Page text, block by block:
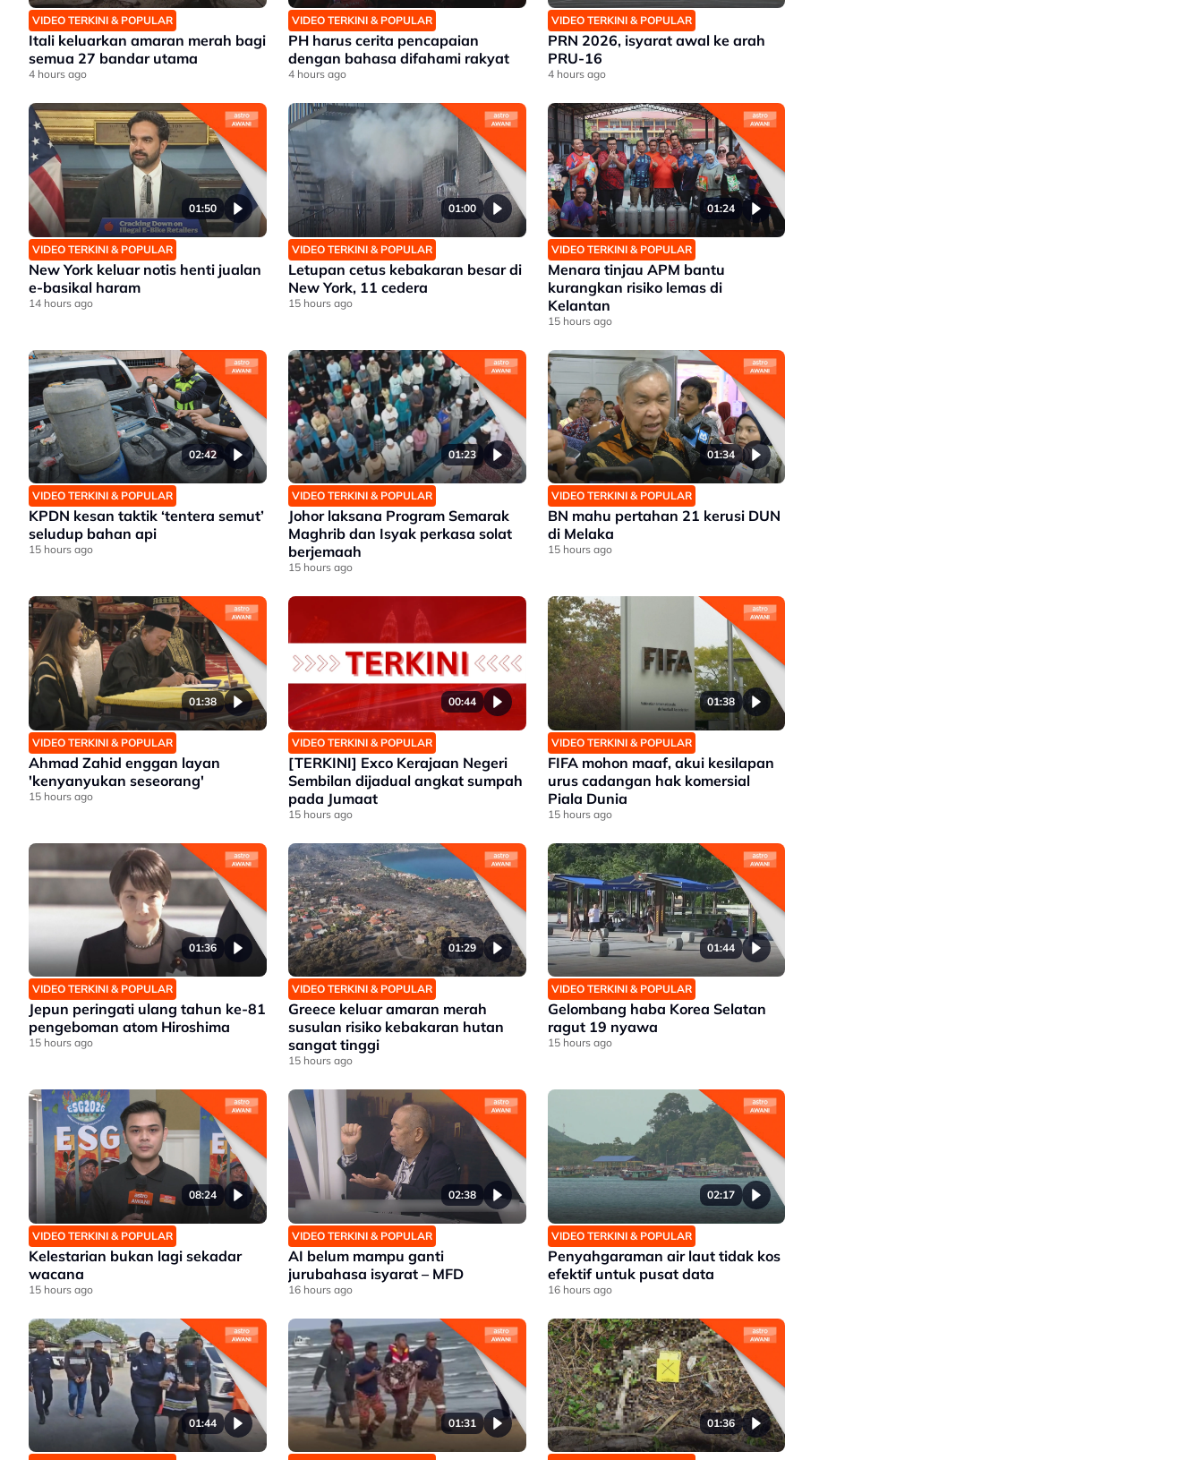
VIDEO TERKINI & POPULAR
Itali keluarkan amaran merah bagi
semua 27 bandar utama
4 hours ago
VIDEO TERKINI & POPULAR
PH harus cerita pencapaian
dengan bahasa difahami rakyat
4 hours ago
VIDEO TERKINI & POPULAR
PRN 2026, isyarat awal ke arah
PRU-16
4 hours ago
01:50
VIDEO TERKINI & POPULAR
New York keluar notis henti jualan
e-basikal haram
14 hours ago
01:00
VIDEO TERKINI & POPULAR
Letupan cetus kebakaran besar di
New York, 11 cedera
15 hours ago
01:24
VIDEO TERKINI & POPULAR
Menara tinjau APM bantu
kurangkan risiko lemas di
Kelantan
15 hours ago
02:42
VIDEO TERKINI & POPULAR
KPDN kesan taktik ‘tentera semut’
seludup bahan api
15 hours ago
01:23
VIDEO TERKINI & POPULAR
Johor laksana Program Semarak
Maghrib dan Isyak perkasa solat
berjemaah
15 hours ago
01:34
VIDEO TERKINI & POPULAR
BN mahu pertahan 21 kerusi DUN
di Melaka
15 hours ago
01:38
VIDEO TERKINI & POPULAR
Ahmad Zahid enggan layan
'kenyanyukan seseorang'
15 hours ago
00:44
VIDEO TERKINI & POPULAR
[TERKINI] Exco Kerajaan Negeri
Sembilan dijadual angkat sumpah
pada Jumaat
15 hours ago
01:38
VIDEO TERKINI & POPULAR
FIFA mohon maaf, akui kesilapan
urus cadangan hak komersial
Piala Dunia
15 hours ago
01:36
VIDEO TERKINI & POPULAR
Jepun peringati ulang tahun ke-81
pengeboman atom Hiroshima
15 hours ago
01:29
VIDEO TERKINI & POPULAR
Greece keluar amaran merah
susulan risiko kebakaran hutan
sangat tinggi
15 hours ago
01:44
VIDEO TERKINI & POPULAR
Gelombang haba Korea Selatan
ragut 19 nyawa
15 hours ago
08:24
VIDEO TERKINI & POPULAR
Kelestarian bukan lagi sekadar
wacana
15 hours ago
02:38
VIDEO TERKINI & POPULAR
AI belum mampu ganti
jurubahasa isyarat – MFD
16 hours ago
02:17
VIDEO TERKINI & POPULAR
Penyahgaraman air laut tidak kos
efektif untuk pusat data
16 hours ago
01:44 01:31 01:36